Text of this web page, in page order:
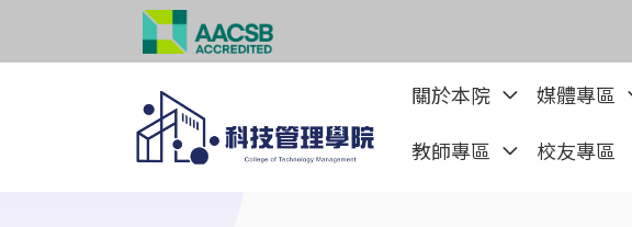
關於本院 媒體專區
教師專區
校友專區